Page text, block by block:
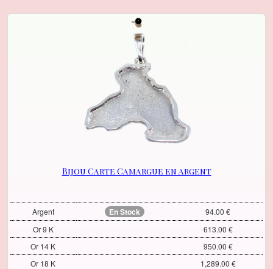
Bijou Carte Camargue en argent
Argent En Stock
94.00 €
Or 9 K
613.00 €
Or 14 K
950.00 €
Or 18 K
1,289.00 €